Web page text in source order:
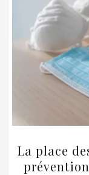
La place